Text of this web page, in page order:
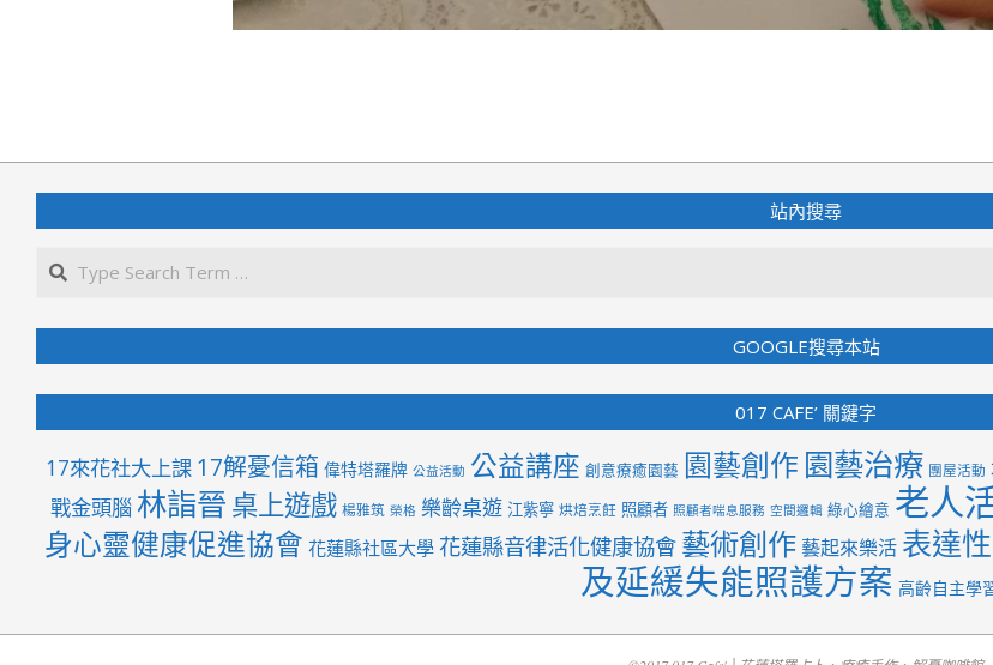
09-
26
站內搜尋
GOOGLE搜尋本站
017 CAFE’ 關鍵字
17來花社大上課 17解憂信箱 偉特塔羅牌 公益活動 公益講座 創意療癒園藝 園藝創作 園藝治療 團屋活動
戰金頭腦 林詣晉桌上遊戲 楊雅筑 榮格 樂齡桌遊 江紫寧 烘焙烹飪 照顧者 照顧者喘息服務 空間邏輯 綠心繪意 老人
身心靈健康促進協會 花蓮縣社區大學 花蓮縣音律活化健康協會 藝術創作 藝起來樂活 表達
及延緩失能照護方案 高齡自主學